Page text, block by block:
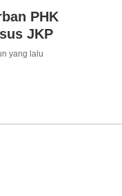
PHK
JKP
yang lalu